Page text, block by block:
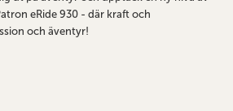
eRide 930 - där kraft och
och äventyr!